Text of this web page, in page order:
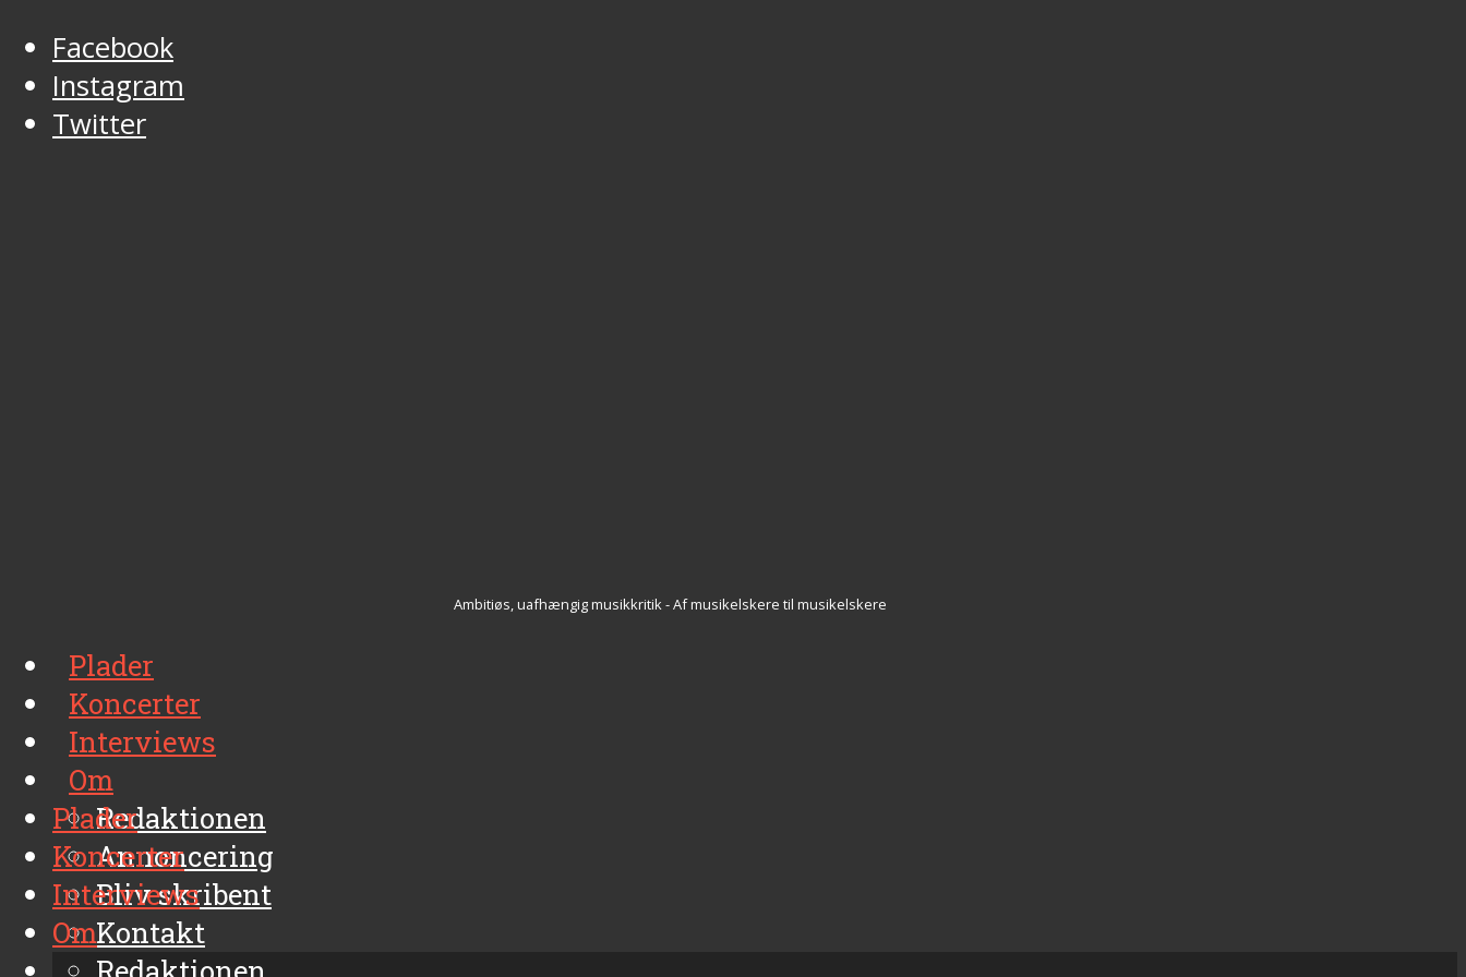
Facebook
Instagram
Twitter
Ambitiøs, uafhængig musikkritik - Af musikelskere til musikelskere
Plader
Koncerter
Interviews
Om
Redaktionen
Annoncering
Bliv skribent
Kontakt
Plader
Koncerter
Interviews
Om